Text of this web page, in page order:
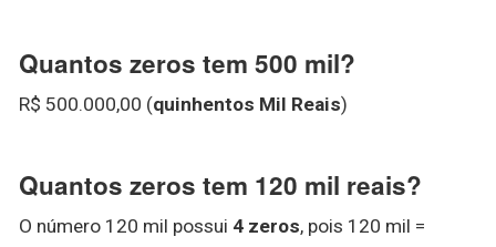
Quantos zeros tem 500 mil?
R$ 500.000,00 (quinhentos Mil Reais)
Quantos zeros tem 120 mil reais?
O número 120 mil possui 4 zeros, pois 120 mil =